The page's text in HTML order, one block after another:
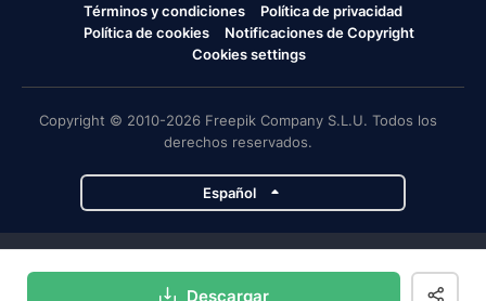
Descargar
Términos y condiciones
Política de privacidad
Política de cookies
Notificaciones de Copyright
Cookies settings
Copyright © 2010-2026 Freepik Company S.L.U. Todos los
derechos reservados.
Español